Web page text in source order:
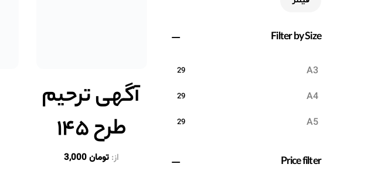
آگهی ترحیم
طرح ۱۴۵
از: تومان3,000
Filter by Size
A3
29
A4
29
A5
29
Price filter